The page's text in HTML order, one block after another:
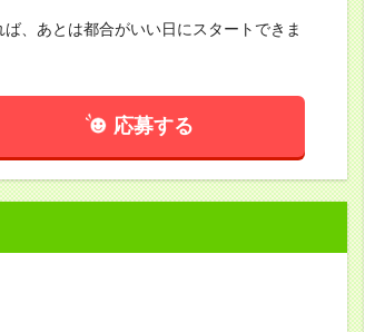
、あとは都合がいい日にスタートできま
応募する